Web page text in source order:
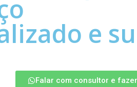
e
Falar com consultor e